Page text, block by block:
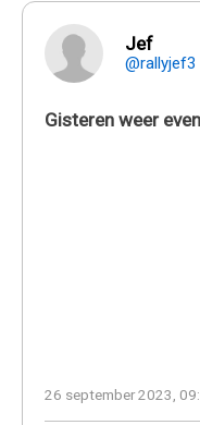
Jef
@rallyjef3
Gisteren weer
26 september 2023,